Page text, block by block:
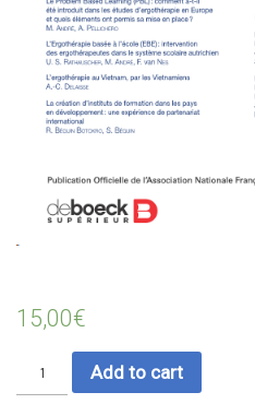
15,00€
Quantity Add to cart